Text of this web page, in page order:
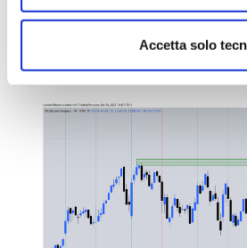
Accetta solo
ELI LILLY: spettacolare